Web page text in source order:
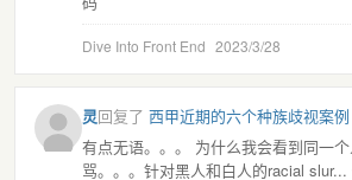
Dive Into Front End 2023/3/28
灵回复了 西甲近期的六个种族歧视案例
有点无语。。。 为什么我会看到同一
骂。。。针对黑人和白人的racial slur...